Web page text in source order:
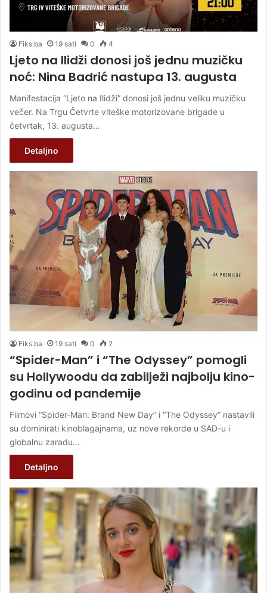
Fiks.ba 19 sati 0 4
Ljeto na Ilidži donosi još jednu muzičku
noć: Nina Badrić nastupa 13. augusta
Manifestacija “Ljeto na Ilidži” donosi još jednu veliku muzičku
večer. Na Trgu Četvrte viteške motorizovane brigade u
četvrtak, 13. augusta…
Detaljno
Fiks.ba 19 sati 0 2
“Spider-Man” i “The Odyssey” pomogli
su Hollywoodu da zabilježi najbolju kino-
godinu od pandemije
Filmovi “Spider-Man: Brand New Day” i “The Odyssey” nastavili
su dominirati kinoblagajnama, uz nove rekorde u SAD-u i
globalnu zaradu…
Detaljno